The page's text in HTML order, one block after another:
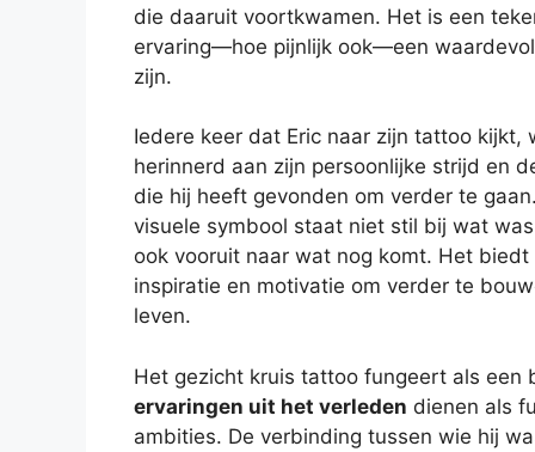
die daaruit voortkwamen. Het is een
ervaring—hoe pijnlijk ook—een
zijn.
Iedere keer dat Eric naar zijn tattoo kijkt,
herinnerd aan zijn persoonlijke strijd en
die hij heeft gevonden om verder te
visuele symbool staat niet stil bij wat
ook vooruit naar wat nog komt. Het biedt
inspiratie en motivatie om verder te
leven.
Het gezicht kruis tattoo fungeert als
ervaringen uit het verleden dienen als
ambities. De verbinding tussen wie hij